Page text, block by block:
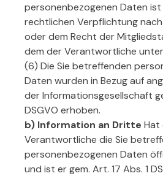
personenbezogenen Daten ist
rechtlichen Verpflichtung
oder dem Recht der
dem der Verantwortliche
(6) Die Sie betreffenden
Daten wurden in Bezug auf
der Informationsgesellschaft
DSGVO erhoben.
b) Information an Dritte Hat
Verantwortliche die Sie
personenbezogenen Daten
und ist er gem. Art. 17 Abs. 1